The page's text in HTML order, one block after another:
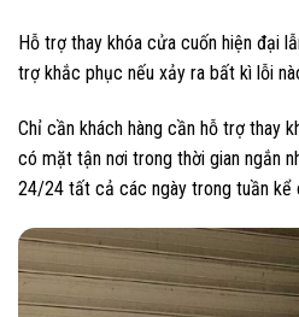
Hỗ trợ thay khóa cửa cuốn hiện đại
trợ khắc phục nếu xảy ra bất kì lỗi
Chỉ cần khách hàng cần hỗ trợ thay
có mặt tận nơi trong thời gian ngắn
24/24 tất cả các ngày trong tuần kể